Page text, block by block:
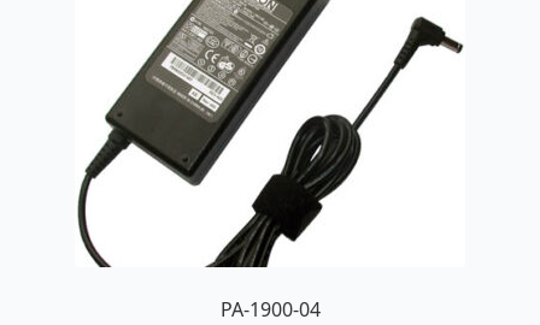
PA-1900-04